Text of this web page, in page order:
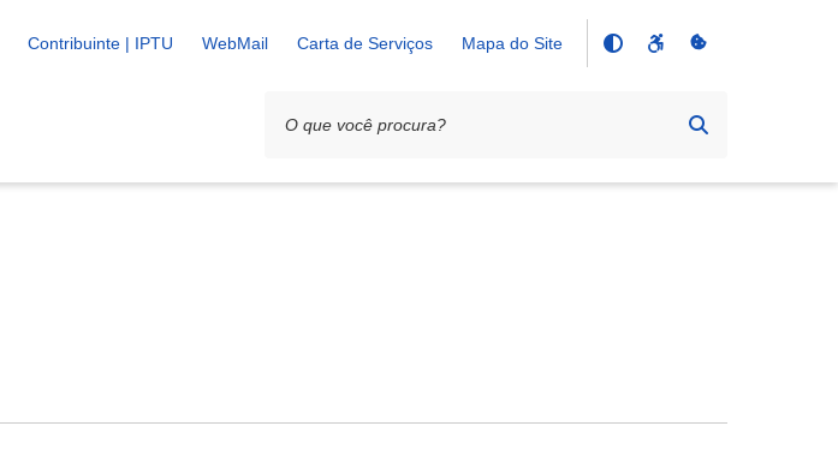
Contribuinte | IPTU WebMail Carta de Serviços Mapa do Site